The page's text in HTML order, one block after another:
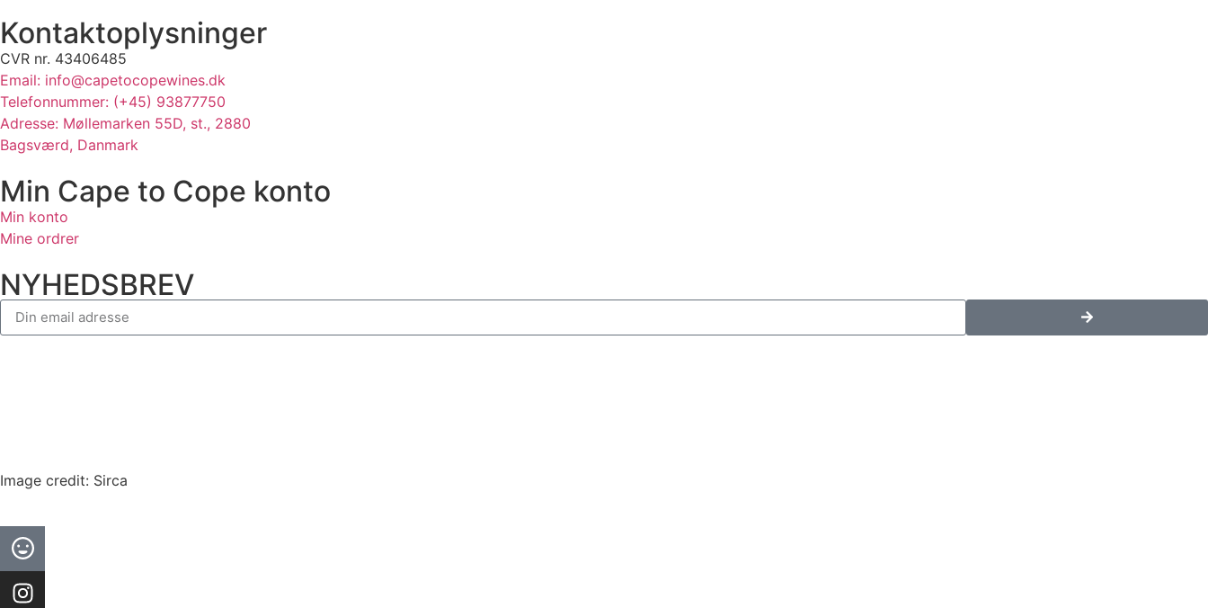
Kontaktoplysninger
CVR nr. 43406485
Email: info@capetocopewines.dk
Telefonnummer: (+45) 93877750
Adresse: Møllemarken 55D, st., 2880
Bagsværd, Danmark
Min Cape to Cope konto
Min konto
Mine ordrer
NYHEDSBREV
Image credit: Sirca